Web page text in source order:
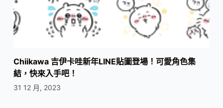
Chiikawa 吉伊卡哇新年LINE貼圖登場！可愛角色集
結，快來入手吧！
31 12 月, 2023